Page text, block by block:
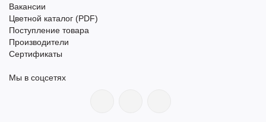
Вакансии
Цветной каталог (PDF)
Поступление товара
Производители
Сертификаты
Мы в соцсетях